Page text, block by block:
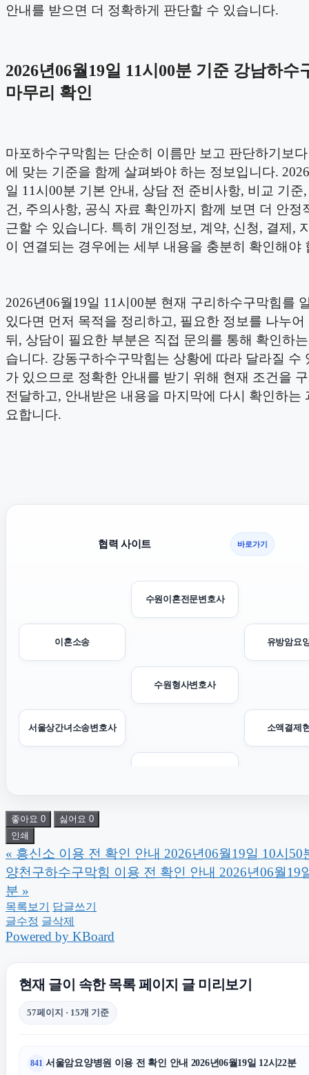
안내를 받으면 더 정확하게 판단할 수 있습니다.
2026년06월19일 11시00분 기준 강남하수
마무리 확인
마포하수구막힘는 단순히 이름만 보고 판단하기보
에 맞는 기준을 함께 살펴봐야 하는 정보입니다.
일 11시00분 기본 안내, 상담 전 준비사항, 비교 기준
건, 주의사항, 공식 자료 확인까지 함께 보면 더 안정
근할 수 있습니다. 특히 개인정보, 계약, 신청, 결제,
이 연결되는 경우에는 세부 내용을 충분히 확인해야
2026년06월19일 11시00분 현재 구리하수구막힘를
있다면 먼저 목적을 정리하고, 필요한 정보를 나누어
뒤, 상담이 필요한 부분은 직접 문의를 통해 확인하
습니다. 강동구하수구막힘는 상황에 따라 달라질 수
가 있으므로 정확한 안내를 받기 위해 현재 조건을
전달하고, 안내받은 내용을 마지막에 다시 확인하는
요합니다.
협력 사이트 바로가기
수원이혼전문변호사
이혼소송 유방암요
수원형사변호사
서울상간녀소송변호사 소액결제
영등포구하수구막힘
부산흥신소
의정부이혼전문변호사
위자료
도봉하수구막힘 대구이혼전
좋아요 0 싫어요 0
인쇄
« 흥신소 이용 전 확인 안내 2026년06월19일 10시50
양천구하수구막힘 이용 전 확인 안내 2026년06월19
분 »
목록보기
답글쓰기
글수정 글삭제
Powered by KBoard
현재 글이 속한 목록 페이지 글 미리보기
57페이지 · 15개 기준
841 서울암요양병원 이용 전 확인 안내 2026년06월19일 12시22분